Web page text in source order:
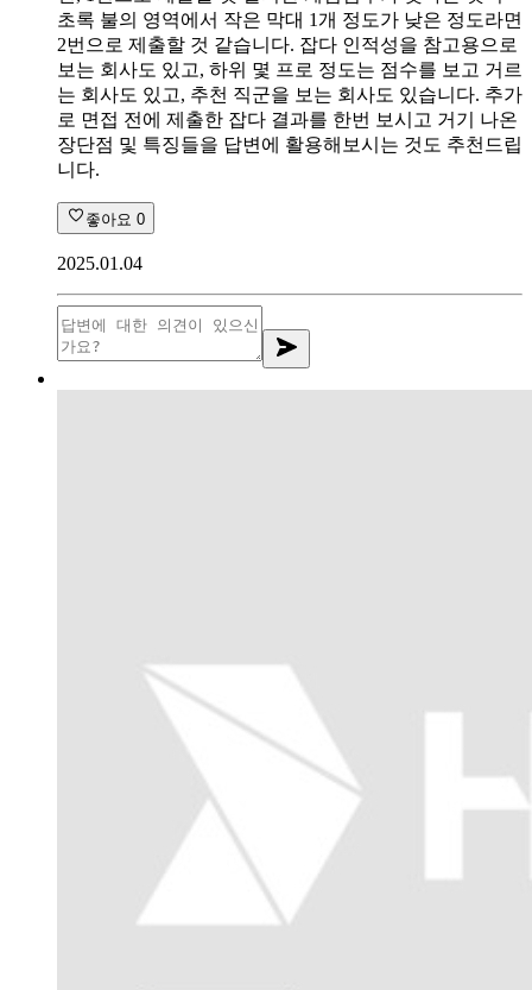
초록 불의 영역에서 작은 막대 1개 정도가 낮은 정도라면
2번으로 제출할 것 같습니다. 잡다 인적성을 참고용으로
보는 회사도 있고, 하위 몇 프로 정도는 점수를 보고 거르
는 회사도 있고, 추천 직군을 보는 회사도 있습니다. 추가
로 면접 전에 제출한 잡다 결과를 한번 보시고 거기 나온
장단점 및 특징들을 답변에 활용해보시는 것도 추천드립
니다.
좋아요 0
2025.01.04